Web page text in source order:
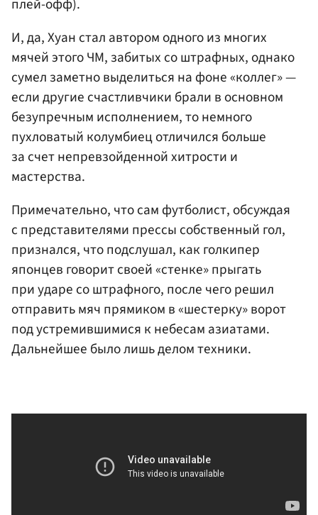
плей-офф).
И, да, Хуан стал автором одного из многих
мячей этого ЧМ, забитых со штрафных, однако
сумел заметно выделиться на фоне «коллег» —
если другие счастливчики брали в основном
безупречным исполнением, то немного
пухловатый колумбиец отличился больше
за счет непревзойденной хитрости и
мастерства.
Примечательно, что сам футболист, обсуждая
с представителями прессы собственный гол,
признался, что подслушал, как голкипер
японцев говорит своей «стенке» прыгать
при ударе со штрафного, после чего решил
отправить мяч прямиком в «шестерку» ворот
под устремившимися к небесам азиатами.
Дальнейшее было лишь делом техники.